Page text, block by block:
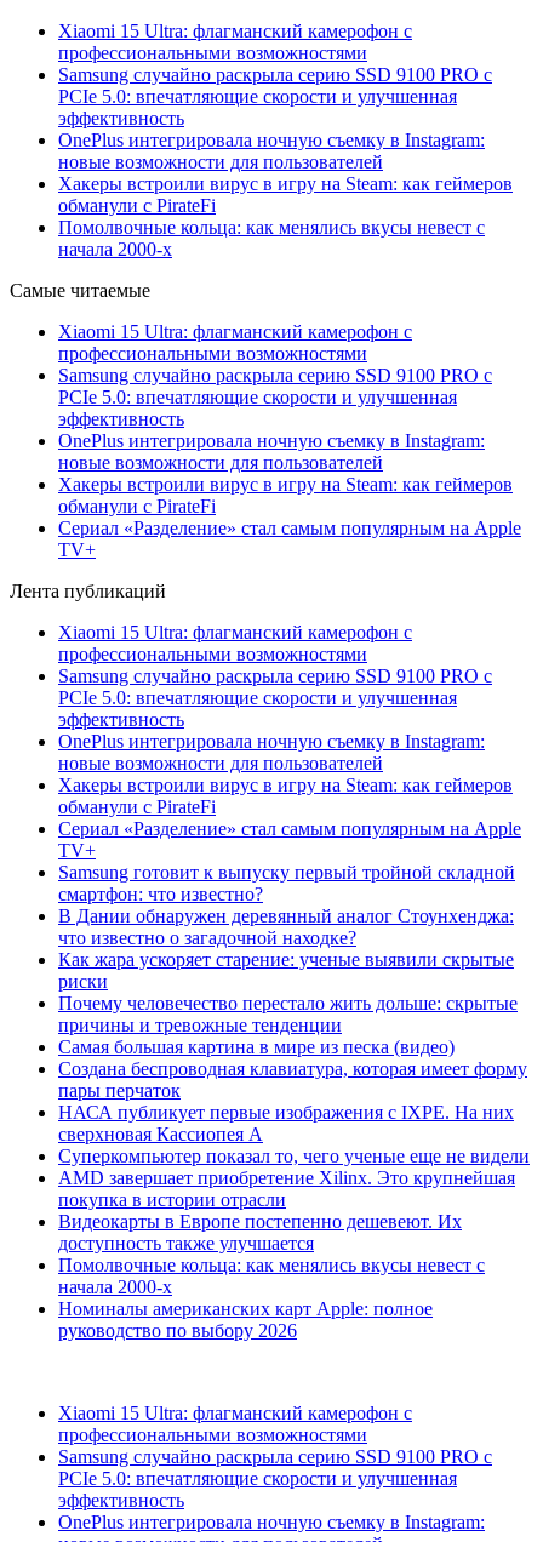
Xiaomi 15 Ultra: флагманский камерофон с
профессиональными возможностями
Samsung случайно раскрыла серию SSD 9100 PRO с
PCIe 5.0: впечатляющие скорости и улучшенная
эффективность
OnePlus интегрировала ночную съемку в Instagram:
новые возможности для пользователей
Хакеры встроили вирус в игру на Steam: как геймеров
обманули с PirateFi
Помолвочные кольца: как менялись вкусы невест с
начала 2000-х
Самые читаемые
Xiaomi 15 Ultra: флагманский камерофон с
профессиональными возможностями
Samsung случайно раскрыла серию SSD 9100 PRO с
PCIe 5.0: впечатляющие скорости и улучшенная
эффективность
OnePlus интегрировала ночную съемку в Instagram:
новые возможности для пользователей
Хакеры встроили вирус в игру на Steam: как геймеров
обманули с PirateFi
Сериал «Разделение» стал самым популярным на Apple
TV+
Лента публикаций
Xiaomi 15 Ultra: флагманский камерофон с
профессиональными возможностями
Samsung случайно раскрыла серию SSD 9100 PRO с
PCIe 5.0: впечатляющие скорости и улучшенная
эффективность
OnePlus интегрировала ночную съемку в Instagram:
новые возможности для пользователей
Хакеры встроили вирус в игру на Steam: как геймеров
обманули с PirateFi
Сериал «Разделение» стал самым популярным на Apple
TV+
Samsung готовит к выпуску первый тройной складной
смартфон: что известно?
В Дании обнаружен деревянный аналог Стоунхенджа:
что известно о загадочной находке?
Как жара ускоряет старение: ученые выявили скрытые
риски
Почему человечество перестало жить дольше: скрытые
причины и тревожные тенденции
Самая большая картина в мире из песка (видео)
Создана беспроводная клавиатура, которая имеет форму
пары перчаток
НАСА публикует первые изображения с IXPE. На них
сверхновая Кассиопея А
Суперкомпьютер показал то, чего ученые еще не видели
AMD завершает приобретение Xilinx. Это крупнейшая
покупка в истории отрасли
Видеокарты в Европе постепенно дешевеют. Их
доступность также улучшается
Помолвочные кольца: как менялись вкусы невест с
начала 2000-х
Номиналы американских карт Apple: полное
руководство по выбору 2026
Xiaomi 15 Ultra: флагманский камерофон с
профессиональными возможностями
Samsung случайно раскрыла серию SSD 9100 PRO с
PCIe 5.0: впечатляющие скорости и улучшенная
эффективность
OnePlus интегрировала ночную съемку в Instagram: